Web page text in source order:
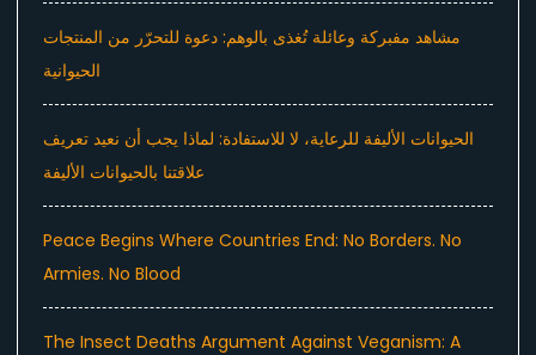
مشاهد مفبركة وعائلة تُغذى بالوهم: دعوة للتحرّر من المنتجات
الحيوانية
الحيوانات الأليفة للرعاية، لا للاستفادة: لماذا يجب أن نعيد تعريف
علاقتنا بالحيوانات الأليفة
Peace Begins Where Countries End: No Borders. No
Armies. No Blood
The Insect Deaths Argument Against Veganism: A